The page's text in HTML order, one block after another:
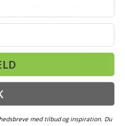
med udendørssensor
439,-
med tilbud og inspiration. Du